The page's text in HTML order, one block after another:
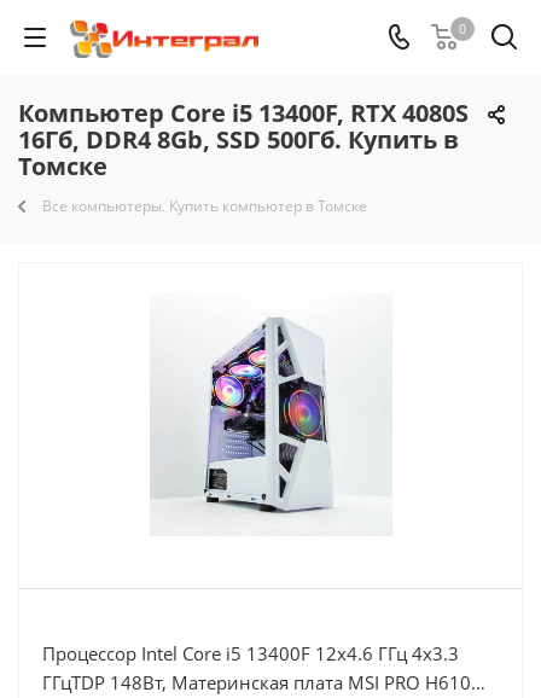
0
Компьютер Core i5 13400F, RTX 4080S
16Гб, DDR4 8Gb, SSD 500Гб. Купить в
Томске
Все компьютеры. Купить компьютер в Томске
Процессор Intel Core i5 13400F 12x4.6 ГГц 4x3.3
ГГцTDP 148Вт, Материнская плата MSI PRO H610M-